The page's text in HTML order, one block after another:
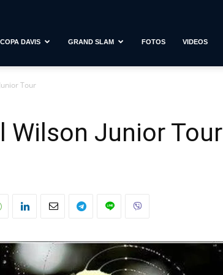
COPA DAVIS GRAND SLAM FOTOS VIDEOS
Tour
Wilson Junior Tour